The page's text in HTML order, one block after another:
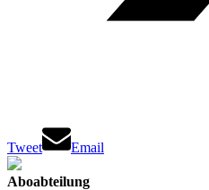
Tweet Email
Aboabteilung